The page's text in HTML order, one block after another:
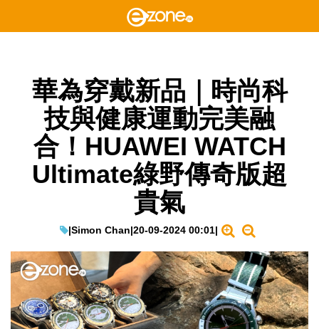
華為穿戴新品｜時尚科
技與健康運動完美融
合！HUAWEI WATCH
Ultimate綠野傳奇版超
貴氣
|Simon Chan|20-09-2024 00:01|